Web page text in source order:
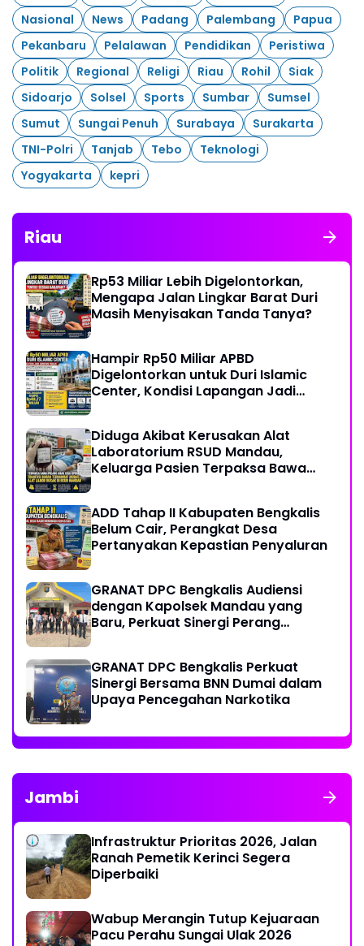
Nasional
News Padang Palembang
Papua
Pekanbaru
Pelalawan Pendidikan
Peristiwa
Politik
Regional Religi Riau Rohil
Siak
Sidoarjo
Solsel Sports Sumbar
Sumsel
Sumut
Sungai Penuh Surabaya
Surakarta
TNI-Polri
Tanjab Tebo
Teknologi
Yogyakarta
kepri
Riau
Rp53 Miliar Lebih Digelontorkan,
Mengapa Jalan Lingkar Barat Duri
Masih Menyisakan Tanda Tanya?
Hampir Rp50 Miliar APBD
Digelontorkan untuk Duri Islamic
Center, Kondisi Lapangan Jadi
Diduga Akibat Kerusakan Alat
Laboratorium RSUD Mandau,
Keluarga Pasien Terpaksa Bawa
Transfusi Darah
ADD Tahap II Kabupaten Bengkalis
Belum Cair, Perangkat Desa
Pertanyakan Kepastian Penyaluran
GRANAT DPC Bengkalis Audiensi
dengan Kapolsek Mandau yang
Baru, Perkuat Sinergi Perang
GRANAT DPC Bengkalis Perkuat
Sinergi Bersama BNN Dumai dalam
Upaya Pencegahan Narkotika
Jambi
Infrastruktur Prioritas 2026, Jalan
Ranah Pemetik Kerinci Segera
Diperbaiki
Wabup Merangin Tutup Kejuaraan
Pacu Perahu Sungai Ulak 2026